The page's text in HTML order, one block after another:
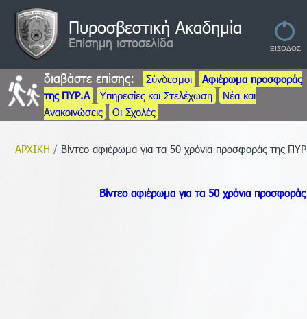
Πυροσβεστική Ακαδημία
Επίσημη ιστοσελίδα
διαβάστε επίσης: Σύνδεσμοι
Αφιέρωμα προσφοράς
της ΠΥΡ.Α
Υπηρεσίες και Στελέχωση
Νέα και
Ανακοινώσεις
Οι Σχολές
ΑΡΧΙΚΗ / Βίντεο αφιέρωμα για τα 50 χρόνια προσφοράς της
Βίντεο αφιέρωμα για τα 50 χρόνια